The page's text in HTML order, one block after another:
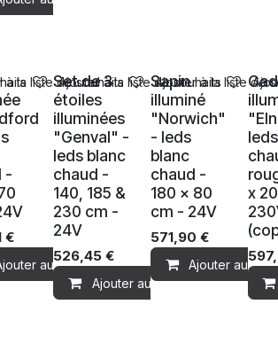
-
€
au panier
Ventes
Set de 3
étoiles
illuminées
"Genval" -
leds blanc
chaud -
140, 185 &
230 cm -
24V
526,45 €
Ajouter au panier
à la liste de souhaits Ventes
Sapin
illuminé
"Norwich"
- leds
blanc
chaud -
180 x 80
cm - 24V
571,90 €
Ajouter au
Ajouter à la liste de souhaits
x
Ajouter à la liste de